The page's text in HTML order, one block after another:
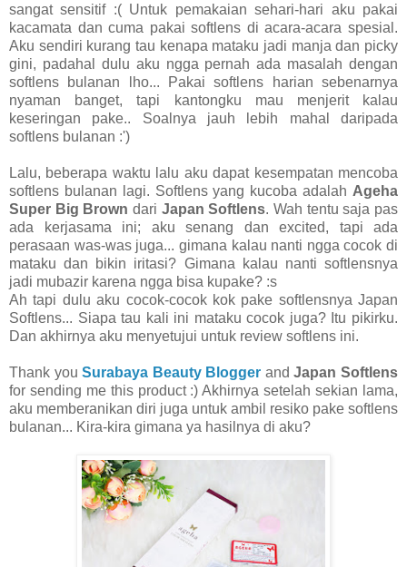
sangat sensitif :( Untuk pemakaian sehari-hari aku pakai
kacamata dan cuma pakai softlens di acara-acara spesial.
Aku sendiri kurang tau kenapa mataku jadi manja dan picky
gini, padahal dulu aku ngga pernah ada masalah dengan
softlens bulanan lho... Pakai softlens harian sebenarnya
nyaman banget, tapi kantongku mau menjerit kalau
keseringan pake.. Soalnya jauh lebih mahal daripada
softlens bulanan :')
Lalu, beberapa waktu lalu aku dapat kesempatan mencoba
softlens bulanan lagi. Softlens yang kucoba adalah Ageha
Super Big Brown dari Japan Softlens. Wah tentu saja pas
ada kerjasama ini; aku senang dan excited, tapi ada
perasaan was-was juga... gimana kalau nanti ngga cocok di
mataku dan bikin iritasi? Gimana kalau nanti softlensnya
jadi mubazir karena ngga bisa kupake? :s
Ah tapi dulu aku cocok-cocok kok pake softlensnya Japan
Softlens... Siapa tau kali ini mataku cocok juga? Itu pikirku.
Dan akhirnya aku menyetujui untuk review softlens ini.
Thank youSurabaya Beauty Blogger andJapan Softlens
for sending me this product :) Akhirnya setelah sekian lama,
aku memberanikan diri juga untuk ambil resiko pake softlens
bulanan... Kira-kira gimana ya hasilnya di aku?